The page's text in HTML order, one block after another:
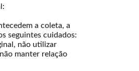
a coleta, a
seguintes cuidados:
não utilizar
manter relação